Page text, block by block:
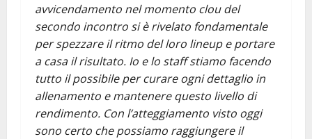
avvicendamento nel momento clou del
secondo incontro si è rivelato fondamentale
per spezzare il ritmo del loro lineup e portare
a casa il risultato. Io e lo staff stiamo facendo
tutto il possibile per curare ogni dettaglio in
allenamento e mantenere questo livello di
rendimento. Con l’atteggiamento visto oggi
sono certo che possiamo raggiungere il